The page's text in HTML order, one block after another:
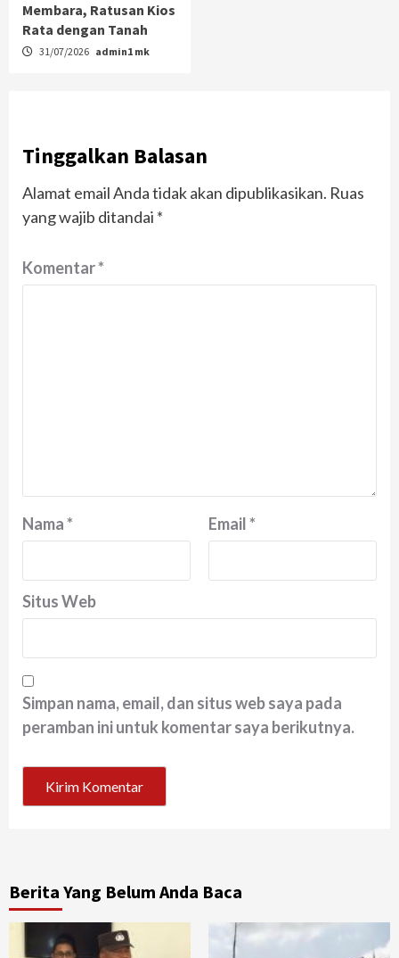
Membara, Ratusan Kios
Rata dengan Tanah
31/07/2026 admin1 mk
Tinggalkan Balasan
Alamat email Anda tidak akan dipublikasikan. Ruas
yang wajib ditandai *
Komentar*
Nama* Email*
Situs Web
Simpan nama, email, dan situs web saya pada
peramban ini untuk komentar saya berikutnya.
Berita Yang Belum Anda Baca